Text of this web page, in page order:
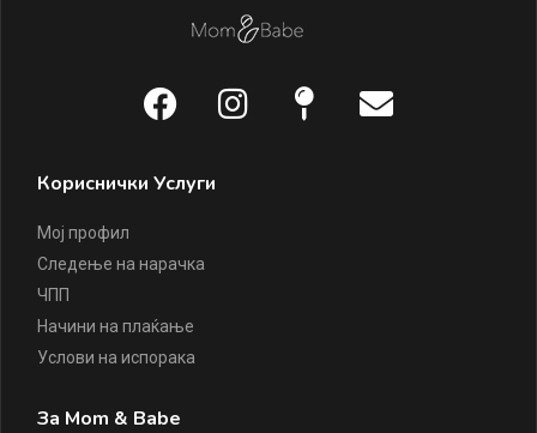
Кориснички Услуги
Мој профил
Следење на нарачка
ЧПП
Начини на плаќање
Услови на испорака
За Mom & Babe